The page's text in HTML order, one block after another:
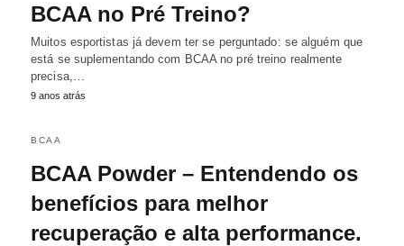
BCAA no Pré Treino?
Muitos esportistas já devem ter se perguntado: se alguém que
está se suplementando com BCAA no pré treino realmente
precisa,…
9 anos atrás
BCAA
BCAA Powder – Entendendo os
benefícios para melhor
recuperação e alta performance.